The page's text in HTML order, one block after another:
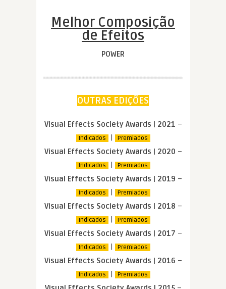
Melhor Composição
de Efeitos
POWER
OUTRAS EDIÇÕES
Visual Effects Society Awards | 2021 –
Indicados | Premiados
Visual Effects Society Awards | 2020 –
Indicados | Premiados
Visual Effects Society Awards | 2019 –
Indicados | Premiados
Visual Effects Society Awards | 2018 –
Indicados | Premiados
Visual Effects Society Awards | 2017 –
Indicados | Premiados
Visual Effects Society Awards | 2016 –
Indicados | Premiados